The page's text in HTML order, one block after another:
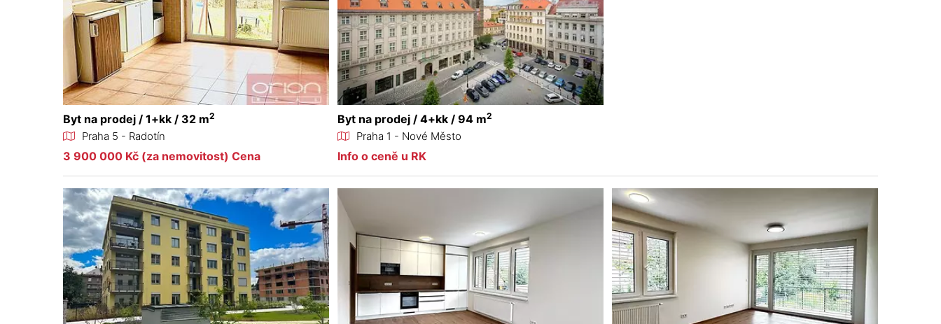
Byt na prodej / 1+kk / 32 m2
Praha 5 - Radotín
3 900 000 Kč (za nemovitost) Cena
Byt na prodej / 4+kk / 94 m2
Praha 1 - Nové Město
Info o ceně u RK